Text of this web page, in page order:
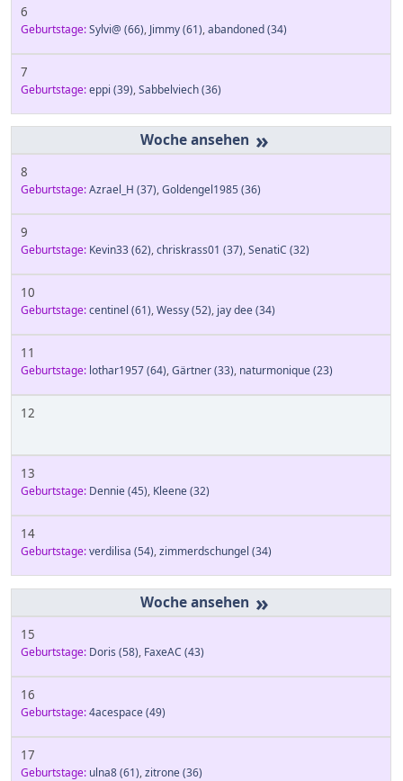
6
Geburtstage:Sylvi@ (66), Jimmy(61),abandoned(34)
7
Geburtstage:eppi (39),Sabbelviech(36)
»
8
Geburtstage:Azrael_H (37),Goldengel1985 (36)
9
Geburtstage: Kevin33(62),chriskrass01 (37),SenatiC (32)
10
Geburtstage:centinel (61),Wessy(52), jay dee(34)
11
Geburtstage: lothar1957(64),Gärtner(33), naturmonique(23)
12
13
Geburtstage: Dennie(45), Kleene(32)
14
Geburtstage:verdilisa (54),zimmerdschungel (34)
»
15
Geburtstage: Doris (58), FaxeAC (43)
16
Geburtstage:4acespace(49)
17
Geburtstage: ulna8(61),zitrone(36)